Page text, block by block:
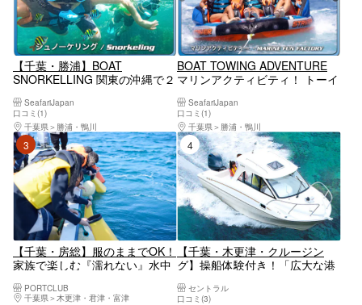
【千葉・勝浦】BOAT
SNORKELLING 関東の沖縄で２
名まで
SeafariJapan
口コミ(1)
千葉県
勝浦・鴨川
BOAT TOWING ADVENTURE
マリンアクティビティ！ トーイ
ー！SeafariJapan
口コミ(1)
千葉県
勝浦・鴨川
3位
【千葉・房総】服のままでOK！
家族で楽しむ『濡れない』水中
PORTCLUB
千葉県
木更津・君津・富津
4位
【千葉・木更津・クルージン
グ】操船体験付き！「広大な港
グ セントラル
口コミ(3)